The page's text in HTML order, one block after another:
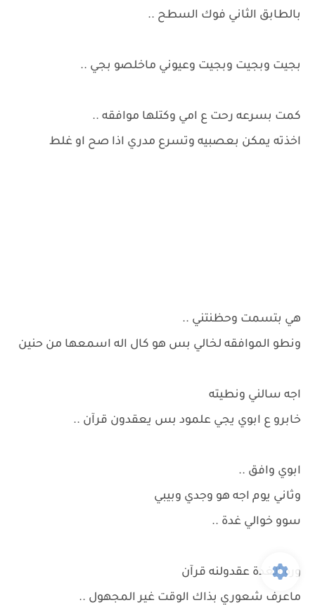
بالطابق الثاني فوك السطح ..
بجيت وبجيت وبجيت وعيوني ماخلصو بجي ..
كمت بسرعه رحت ع امي وكتلها موافقه ..
اخذته يمكن بعصبيه وتسرع مدري اذا صح او غلط
هي بتسمت وحظنتني ..
ونطو الموافقه لخالي بس هو كال اله اسمعها من حنين
اجه سالني ونطيته
خابرو ع ابوي يجي علمود بس يعقدون قرآن ..
ابوي وافق ..
وثاني يوم اجه هو وجدي وبيبي
سوو خوالي غدة ..
وره الغدة عقدولنه قرآن
ماعرف شعوري بذاك الوقت غير المجهول ..